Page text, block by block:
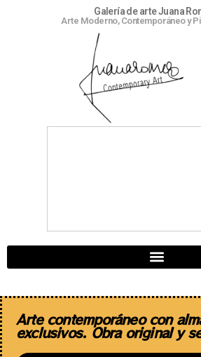
Galería de arte Juana
Arte Moderno, Contemporáneo y
Arte contemporáneo con
exclusivos. Obra original y